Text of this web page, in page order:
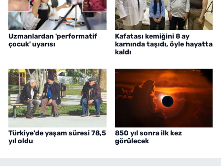
Uzmanlardan 'performatif
çocuk' uyarısı
Kafatası kemiğini 8 ay
karnında taşıdı, öyle hayatta
kaldı
Türkiye'de yaşam süresi 78,5
yıl oldu
850 yıl sonra ilk kez
görülecek